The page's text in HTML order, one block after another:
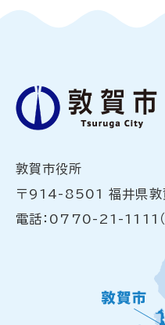
敦賀市役所
〒914-8501 福井県敦
電話：0770-21-1111（